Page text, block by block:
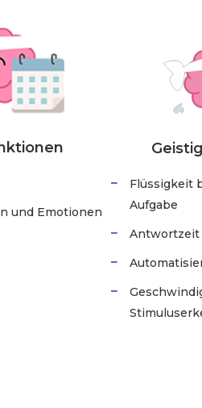
und Emotionen
Flüssigkeit
Aufgabe
Antwortzeit